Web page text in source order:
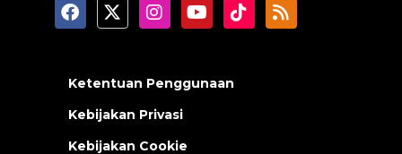
Ketentuan Penggunaan
Kebijakan Privasi
Kebijakan Cookie